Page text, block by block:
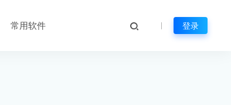
常用软件 登录